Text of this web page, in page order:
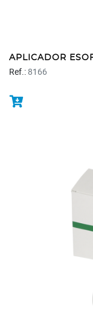
APLICADOR
Ref.: 8166